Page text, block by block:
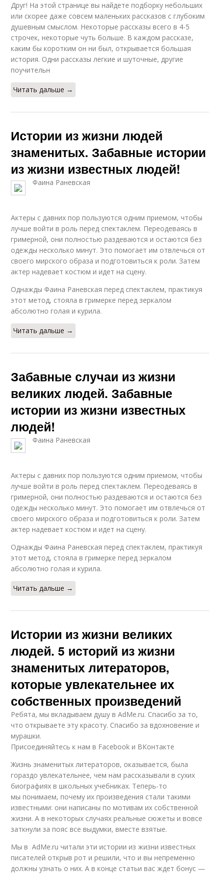
Друг! На этой странице вы найдете подборку небольших
или скорее даже совсем маленьких рассказов с глубоким
душевным смыслом. Некоторые рассказы всего в 4-5
строчек, некоторые чуть больше. В каждом рассказе,
каким бы коротким он ни был, открывается большая
история. Одни рассказы легкие и шуточные, другие
поучительн
Читать дальше →
Истории из жизни людей
знаменитых. Забавные истории
из жизни известных людей!
Фаина Раневская
Актеры с давних пор пользуются одним приемом, чтобы
лучше войти в роль перед спектаклем. Переодеваясь в
гримерной, они полностью раздеваются и остаются без
одежды несколько минут. Это помогает им отвлечься от
своего мирского образа и подготовиться к роли. Затем
актер надевает костюм и идет на сцену.
Однажды Фаина Раневская перед спектаклем, практикуя
этот метод, стояла в гримерке перед зеркалом
абсолютно голая и курила.
Читать дальше →
Забавные случаи из жизни
великих людей. Забавные
истории из жизни известных
людей!
Фаина Раневская
Актеры с давних пор пользуются одним приемом, чтобы
лучше войти в роль перед спектаклем. Переодеваясь в
гримерной, они полностью раздеваются и остаются без
одежды несколько минут. Это помогает им отвлечься от
своего мирского образа и подготовиться к роли. Затем
актер надевает костюм и идет на сцену.
Однажды Фаина Раневская перед спектаклем, практикуя
этот метод, стояла в гримерке перед зеркалом
абсолютно голая и курила.
Читать дальше →
Истории из жизни великих
людей. 5 историй из жизни
знаменитых литераторов,
которые увлекательнее их
собственных произведений
Ребята, мы вкладываем душу в AdMe.ru. Cпасибо за то,
что открываете эту красоту. Спасибо за вдохновение и
мурашки.
Присоединяйтесь к нам в Facebook и ВКонтакте
Жизнь знаменитых литераторов, оказывается, была
гораздо увлекательнее, чем нам рассказывали в сухих
биографиях в школьных учебниках. Теперь-то
мы понимаем, почему их произведения стали такими
известными: они написаны по мотивам их собственной
жизни. А в некоторых случаях реальные сюжеты и вовсе
заткнули за пояс все выдумки, вместе взятые.
Мы в AdMe.ru читали эти истории из жизни известных
писателей открыв рот и решили, что и вы непременно
должны узнать о них. А в конце статьи вас ждет бонус —